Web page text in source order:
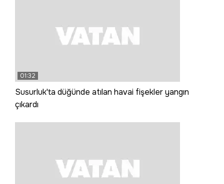
01:32
Susurluk'ta düğünde atılan havai fişekler yangın
çıkardı